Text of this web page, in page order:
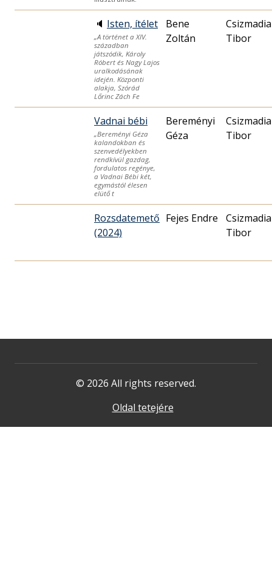
🔈 Isten, ítélet
„A történet a XIV.
században
játszódik, Károly
Róbert és Nagy Lajos
uralkodásának
idején. Központi
alakja, Szórád
Lőrinc Zách Fe
Bene
Zoltán
Csizmadia
Tibor
Vadnai bébi
„Bereményi Géza
kalandokban és
szenvedélyekben
rendkívül gazdag,
fordulatos regénye,
a Vadnai Bébi két,
egymástól élesen
elütő t
Bereményi
Géza
Csizmadia
Tibor
Rozsdatemető
(2024)
Fejes Endre
Csizmadia
Tibor
© 2026 All rights reserved.
Oldal tetejére